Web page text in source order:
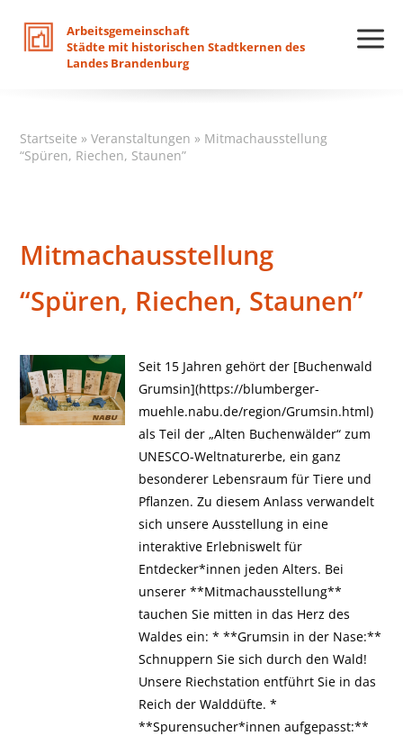
Arbeitsgemeinschaft
Städte mit historischen Stadtkernen des
Landes Brandenburg
Startseite »Veranstaltungen » Mitmachausstellung
“Spüren, Riechen, Staunen”
Mitmachausstellung
“Spüren, Riechen, Staunen”
Seit 15 Jahren gehört der [Buchenwald
Grumsin](https://blumberger-
muehle.nabu.de/region/Grumsin.html)
als Teil der „Alten Buchenwälder“ zum
UNESCO-Weltnaturerbe, ein ganz
besonderer Lebensraum für Tiere und
Pflanzen. Zu diesem Anlass verwandelt
sich unsere Ausstellung in eine
interaktive Erlebniswelt für
Entdecker*innen jeden Alters. Bei
unserer **Mitmachausstellung**
tauchen Sie mitten in das Herz des
Waldes ein: * **Grumsin in der Nase:**
Schnuppern Sie sich durch den Wald!
Unsere Riechstation entführt Sie in das
Reich der Walddüfte. *
**Spurensucher*innen aufgepasst:**